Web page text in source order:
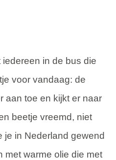
in de bus die
voor vandaag: de
aan toe en kijkt er naar
beetje vreemd, niet
in Nederland gewend
met warme olie die met